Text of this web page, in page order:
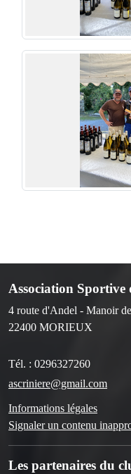
Association
4 route d'Andel - Manoir
22400 MORIEUX
Tél. : 0296327260
ascriniere@gmail.com
Informations légales
Signaler un contenu
Les partenaires du